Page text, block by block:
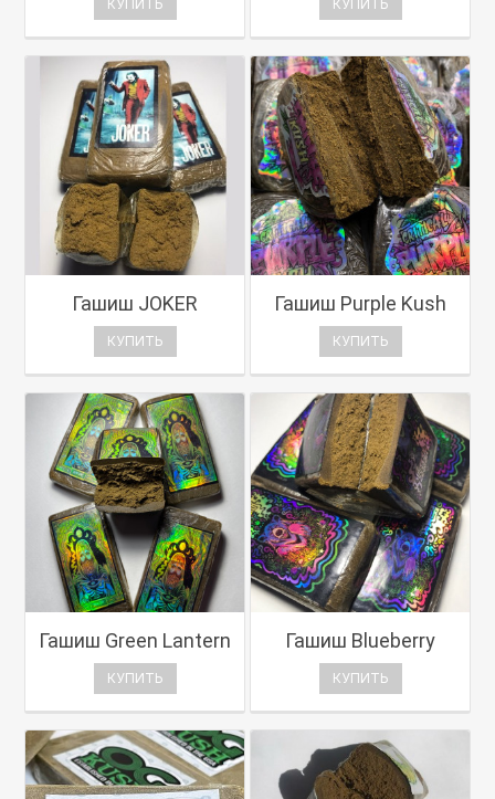
КУПИТЬ КУПИТЬ
Гашиш JOKER
КУПИТЬ
Гашиш Purple Kush
КУПИТЬ
Гашиш Green Lantern
КУПИТЬ
Гашиш Blueberry
КУПИТЬ